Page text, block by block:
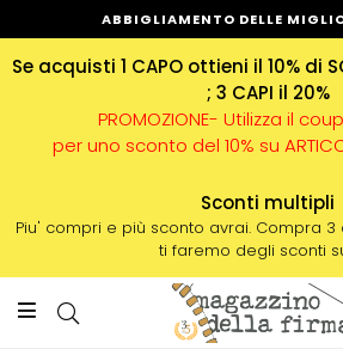
ABBIGLIAMENTO DELLE
Se acquisti 1 CAPO ottieni il 10% di
; 3 CAPI il 20%
PROMOZIONE- Utilizza il
per uno sconto del 10% su
Sconti multipli
Piu' compri e più sconto avrai. Compra
ti faremo degli sconti